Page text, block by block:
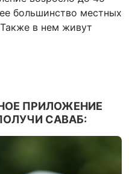
большинство местных
в нем живут
ПРИЛОЖЕНИЕ
ПОЛУЧИ САВАБ: